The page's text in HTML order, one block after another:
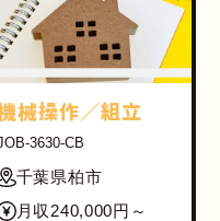
械操作／組立
3630-CB
千葉県柏市
月収240,000円～